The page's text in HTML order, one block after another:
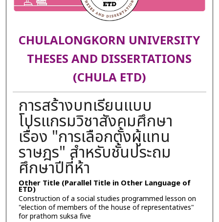
CHULALONGKORN UNIVERSITY
THESES AND DISSERTATIONS
(CHULA ETD)
การสร้างบทเรียนแบบ
โปรแกรมวิชาสังคมศึกษา
เรื่อง "การเลือกตั้งผู้แทน
ราษฎร" สำหรับชั้นประถม
ศึกษาปีที่ห้า
Other Title (Parallel Title in Other Language of
ETD)
Construction of a social studies programmed lesson on
"election of members of the house of representatives"
for prathom suksa five